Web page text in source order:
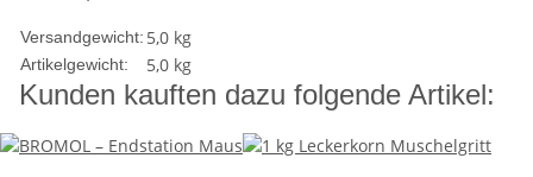
Versandgewicht: 5,0 kg
Artikelgewicht: 5,0 kg
Kunden kauften dazu folgende Artikel: